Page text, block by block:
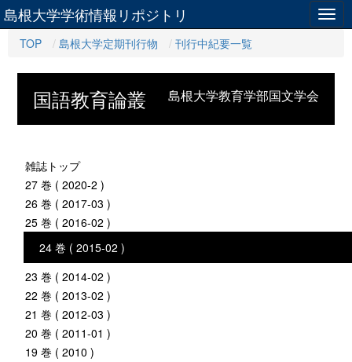
島根大学学術情報リポジトリ
TOP 島根大学定期刊行物 刊行中紀要一覧
島根大学教育学部国文学会
国語教育論叢
雑誌トップ
27 巻 ( 2020-2 )
26 巻 ( 2017-03 )
25 巻 ( 2016-02 )
24 巻 ( 2015-02 )
23 巻 ( 2014-02 )
22 巻 ( 2013-02 )
21 巻 ( 2012-03 )
20 巻 ( 2011-01 )
19 巻 ( 2010 )